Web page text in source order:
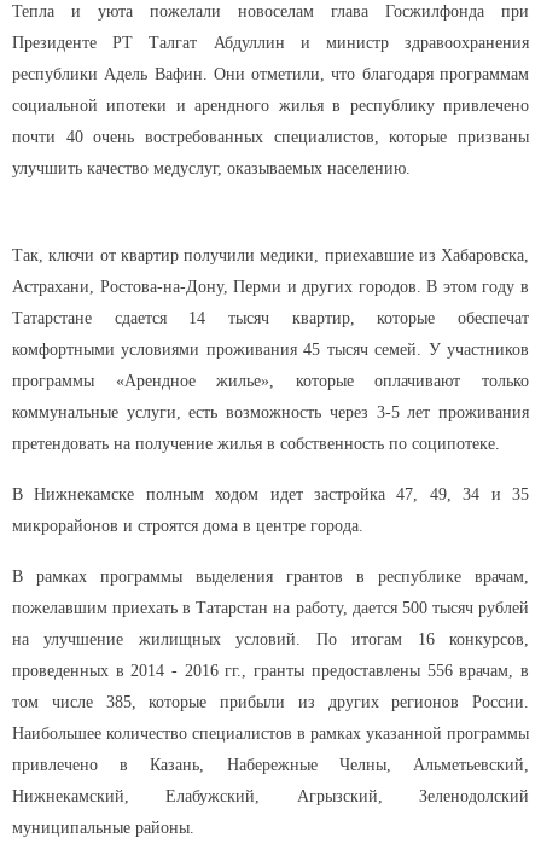
Тепла и уюта пожелали новоселам глава Госжилфонда при
Президенте РТ Талгат Абдуллин и министр здравоохранения
республики Адель Вафин. Они отметили, что благодаря программам
социальной ипотеки и арендного жилья в республику привлечено
почти 40 очень востребованных специалистов, которые призваны
улучшить качество медуслуг, оказываемых населению.
Так, ключи от квартир получили медики, приехавшие из Хабаровска,
Астрахани, Ростова-на-Дону, Перми и других городов. В этом году в
Татарстане сдается 14 тысяч квартир, которые обеспечат
комфортными условиями проживания 45 тысяч семей. У участников
программы «Арендное жилье», которые оплачивают только
коммунальные услуги, есть возможность через 3-5 лет проживания
претендовать на получение жилья в собственность по соципотеке.
В Нижнекамске полным ходом идет застройка 47, 49, 34 и 35
микрорайонов и строятся дома в центре города.
В рамках программы выделения грантов в республике врачам,
пожелавшим приехать в Татарстан на работу, дается 500 тысяч рублей
на улучшение жилищных условий. По итогам 16 конкурсов,
проведенных в 2014 - 2016 гг., гранты предоставлены 556 врачам, в
том числе 385, которые прибыли из других регионов России.
Наибольшее количество специалистов в рамках указанной программы
привлечено в Казань, Набережные Челны, Альметьевский,
Нижнекамский, Елабужский, Агрызский, Зеленодолский
муниципальные районы.